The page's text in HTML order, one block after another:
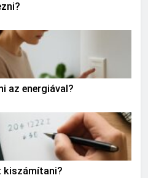
az energiával?
kiszámítani?